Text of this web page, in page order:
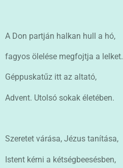
A Don partján halkan hull a hó,
fagyos ölelése megfojtja a lelket.
Géppuskatűz itt az altató,
Advent. Utolsó sokak életében.
Szeretet várása, Jézus tanítása,
Istent kérni a kétségbeesésben,